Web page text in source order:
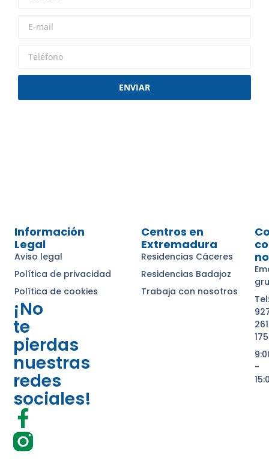
ENVIAR
¡No
te
pierdas
nuestras
redes
sociales!
Centros en
Extremadura
Residencias Cáceres
Residencias Badajoz
Trabaja con nosotros
Información
Legal
Aviso legal
Política de privacidad
Política de cookies
Tel:
261
175
-